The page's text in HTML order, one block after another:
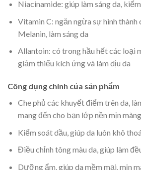
Niacinamide: giúp làm sáng da,
Vitamin C: ngăn ngừa sự hình thành
Melanin, làm sáng da
Allantoin: có trong hầu hết các loại
giảm thiểu kích ứng và làm dịu da
Công dụng chính của sản phẩm
Che phủ các khuyết điểm trên da,
mang đến cho bạn lớp nền mịn
Kiểm soát dầu, giúp da luôn khô
Điều chỉnh tông màu da, giúp làm
Dưỡng ẩm, giúp da mềm mại, mịn